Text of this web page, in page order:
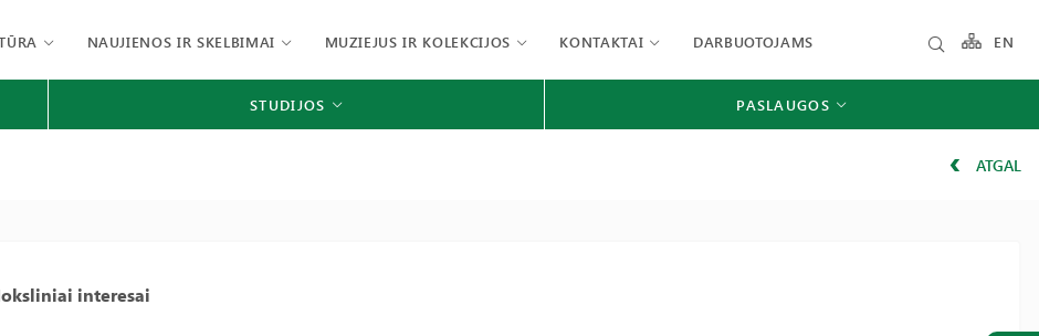
NAUJIENOS IR SKELBIMAI MUZIEJUS IR KOLEKCIJOS KONTAKTAI DARBUOTOJAMS EN
STUDIJOS PASLAUGOS
ATGAL
interesai